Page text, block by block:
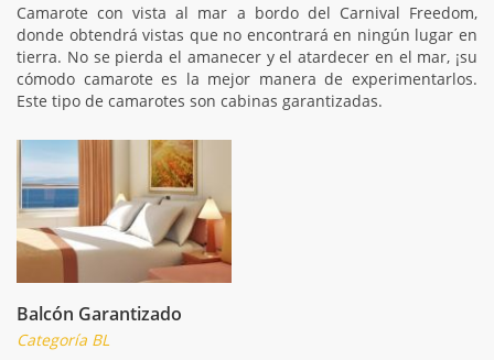
Camarote con vista al mar a bordo del Carnival Freedom,
donde obtendrá vistas que no encontrará en ningún lugar en
tierra. No se pierda el amanecer y el atardecer en el mar, ¡su
cómodo camarote es la mejor manera de experimentarlos.
Este tipo de camarotes son cabinas garantizadas.
Balcón Garantizado
Categoría BL